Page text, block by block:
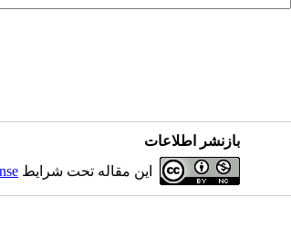
بازنشر اطلاعات
این مقاله تحت شرایط